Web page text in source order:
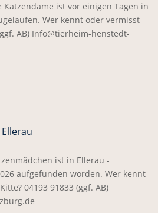
ist vor einigen Tagen in
Wer kennt oder vermisst
AB) Info@tierheim-henstedt-
ist in Ellerau -
aufgefunden worden. Wer kennt
04193 91833 (ggf. AB)